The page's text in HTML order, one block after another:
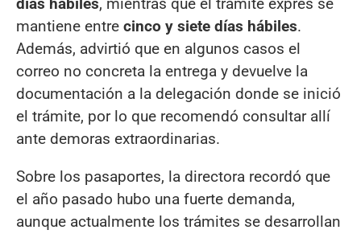
días hábiles, mientras que el trámite exprés se
mantiene entre cinco y siete días hábiles.
Además, advirtió que en algunos casos el
correo no concreta la entrega y devuelve la
documentación a la delegación donde se inició
el trámite, por lo que recomendó consultar allí
ante demoras extraordinarias.
Sobre los pasaportes, la directora recordó que
el año pasado hubo una fuerte demanda,
aunque actualmente los trámites se desarrollan